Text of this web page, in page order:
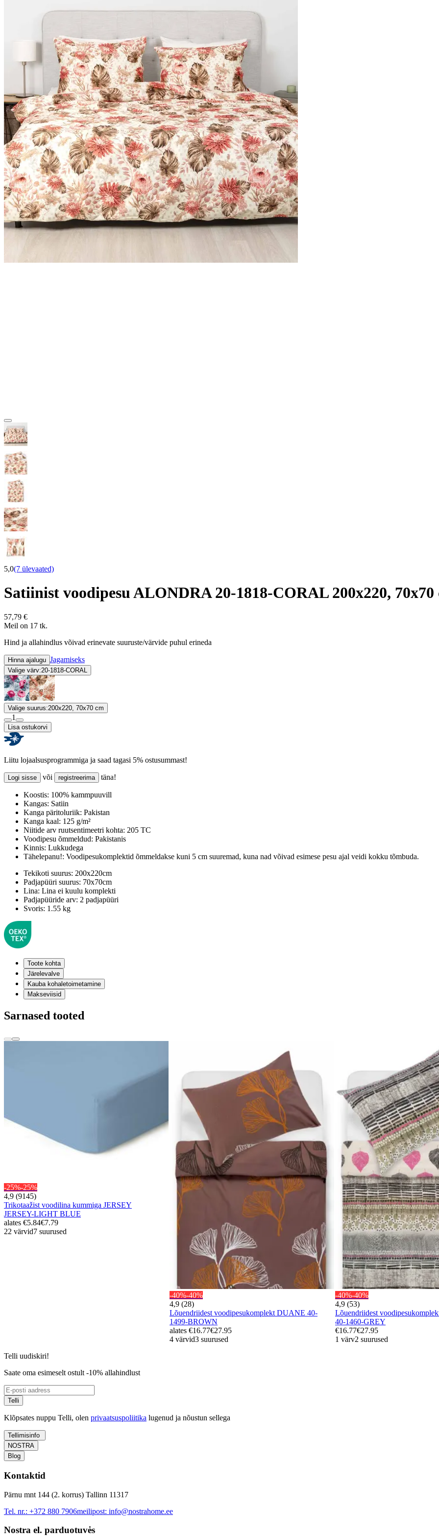
5,0(7 ülevaated)
Satiinist voodipesu ALONDRA 20-1818-CORAL 200x220, 70x70
57,79 €
Meil on 17 tk.
Hind ja allahindlus võivad erinevate suuruste/värvide puhul erineda
Hinna ajalugu Jagamiseks
Valige värv:20-1818-CORAL
Valige suurus:200x220, 70x70 cm
1
Lisa ostukorvi
Liitu lojaalsusprogrammiga ja saad tagasi 5% ostusummast!
Logi sisse või registreerima täna!
Koostis: 100% kammpuuvill
Kangas: Satiin
Kanga päritoluriik: Pakistan
Kanga kaal: 125 g/m²
Niitide arv ruutsentimeetri kohta: 205 TC
Voodipesu õmmeldud: Pakistanis
Kinnis: Lukkudega
Tähelepanu!: Voodipesukomplektid õmmeldakse kuni 5 cm suuremad, kuna nad võivad esimese pesu ajal veidi kokku tõmbuda.
Tekikoti suurus: 200x220cm
Padjapüüri suurus: 70x70cm
Lina: Lina ei kuulu komplekti
Padjapüüride arv: 2 padjapüüri
Svoris: 1.55 kg
Toote kohta
Järelevalve
Kauba kohaletoimetamine
Makseviisid
Sarnased tooted
-25%-25%
4,9 (9145)
Trikotaažist voodilina kummiga JERSEY
JERSEY-LIGHT BLUE
alates €5.84€7.79
22 värvid7 suurused
-40%-40%
4,9 (28)
Lõuendriidest voodipesukomplekt DUANE 40-
1499-BROWN
alates €16.77€27.95
4 värvid3 suurused
-40%-40%
4,9 (53)
Lõuendriidest
40-1460-GREY
€16.77€27.95
1 värv2 suurused
Telli uudiskiri!
Saate oma esimeselt ostult -10% allahindlust
Telli
Klõpsates nuppu Telli, olen privaatsuspoliitika lugenud ja nõustun sellega
Tellimisinfo
NOSTRA
Blog
Kontaktid
Pärnu mnt 144 (2. korrus) Tallinn 11317
Tel. nr.: +372 880 7906meilipost: info@nostrahome.ee
Nostra el. parduotuvės